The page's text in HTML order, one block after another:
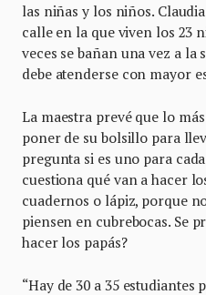
las niñas y los niños.
calle en la que viven los 23
veces se bañan una vez a la
debe atenderse con mayor
La maestra prevé que lo
poner de su bolsillo para
pregunta si es uno para
cuestiona qué van a hacer
cuadernos o lápiz, porque
piensen en cubrebocas. Se
hacer los papás?
“Hay de 30 a 35 estudiantes